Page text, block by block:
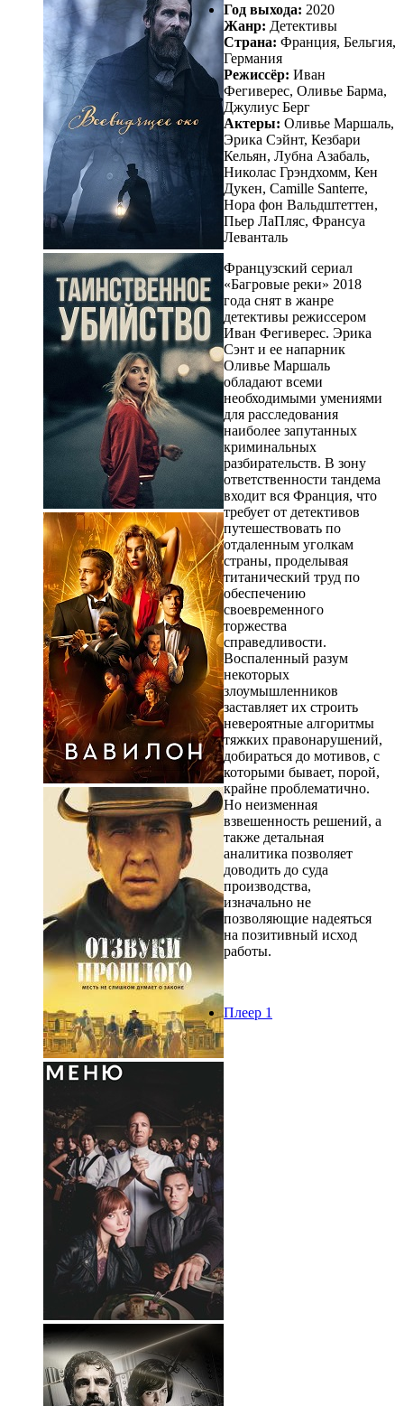
Год выхода: 2020
Жанр: Детективы
Страна: Франция, Бельгия,
Германия
Режиссёр: Иван
Фегиверес, Оливье Барма,
Джулиус Берг
Актеры: Оливье Маршаль,
Эрика Сэйнт, Кезбари
Кельян, Лубна Азабаль,
Николас Грэндхомм, Кен
Дукен, Camille Santerre,
Нора фон Вальдштеттен,
Пьер ЛаПляс, Франсуа
Леванталь
Французский сериал
«Багровые реки» 2018
года снят в жанре
детективы режиссером
Иван Фегиверес. Эрика
Сэнт и ее напарник
Оливье Маршаль
обладают всеми
необходимыми умениями
для расследования
наиболее запутанных
криминальных
разбирательств. В зону
ответственности тандема
входит вся Франция, что
требует от детективов
путешествовать по
отдаленным уголкам
страны, проделывая
титанический труд по
обеспечению
своевременного
торжества
справедливости.
Воспаленный разум
некоторых
злоумышленников
заставляет их строить
невероятные алгоритмы
тяжких правонарушений,
добираться до мотивов, с
которыми бывает, порой,
крайне проблематично.
Но неизменная
взвешенность решений, а
также детальная
аналитика позволяет
доводить до суда
производства,
изначально не
позволяющие надеяться
на позитивный исход
работы.
Плеер 1